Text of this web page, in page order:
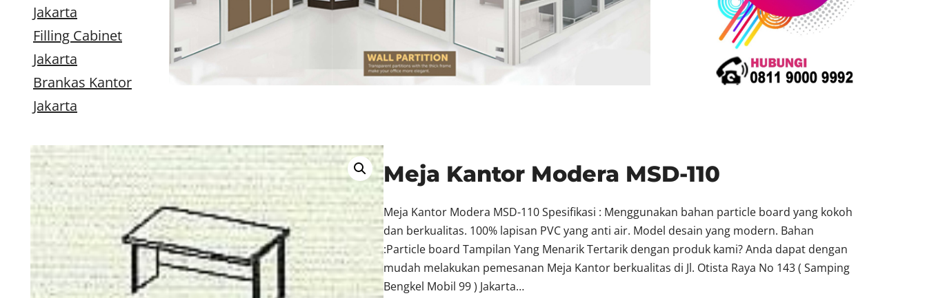
Jakarta
Filling Cabinet
Jakarta
Brankas Kantor
Jakarta
Meja Kantor Modera MSD-110
Meja Kantor Modera MSD-110 Spesifikasi : Menggunakan bahan particle board yang kokoh
dan berkualitas. 100% lapisan PVC yang anti air. Model desain yang modern. Bahan
:Particle board Tampilan Yang Menarik Tertarik dengan produk kami? Anda dapat dengan
mudah melakukan pemesanan Meja Kantor berkualitas di Jl. Otista Raya No 143 ( Samping
Bengkel Mobil 99 ) Jakarta…